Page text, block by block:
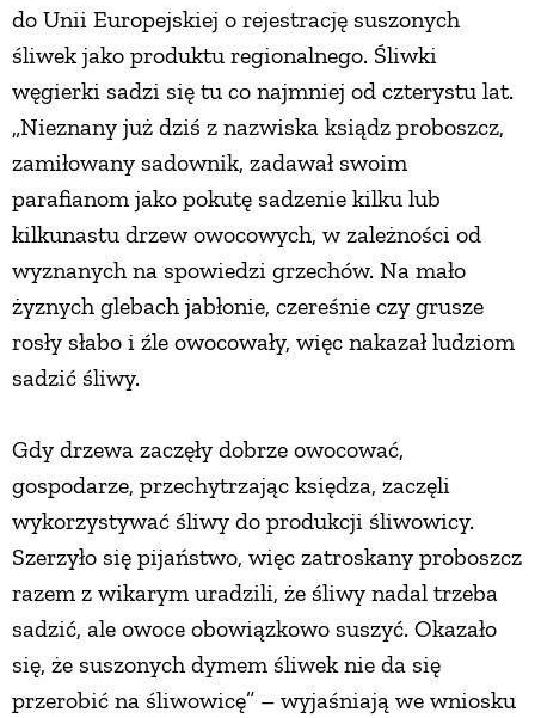
do Unii Europejskiej o rejestrację suszonych
śliwek jako produktu regionalnego. Śliwki
węgierki sadzi się tu co najmniej od czterystu lat.
„Nieznany już dziś z nazwiska ksiądz proboszcz,
zamiłowany sadownik, zadawał swoim
parafianom jako pokutę sadzenie kilku lub
kilkunastu drzew owocowych, w zależności od
wyznanych na spowiedzi grzechów. Na mało
żyznych glebach jabłonie, czereśnie czy grusze
rosły słabo i źle owocowały, więc nakazał ludziom
sadzić śliwy.
Gdy drzewa zaczęły dobrze owocować,
gospodarze, przechytrzając księdza, zaczęli
wykorzystywać śliwy do produkcji śliwowicy.
Szerzyło się pijaństwo, więc zatroskany proboszcz
razem z wikarym uradzili, że śliwy nadal trzeba
sadzić, ale owoce obowiązkowo suszyć. Okazało
się, że suszonych dymem śliwek nie da się
przerobić na śliwowicę” – wyjaśniają we wniosku